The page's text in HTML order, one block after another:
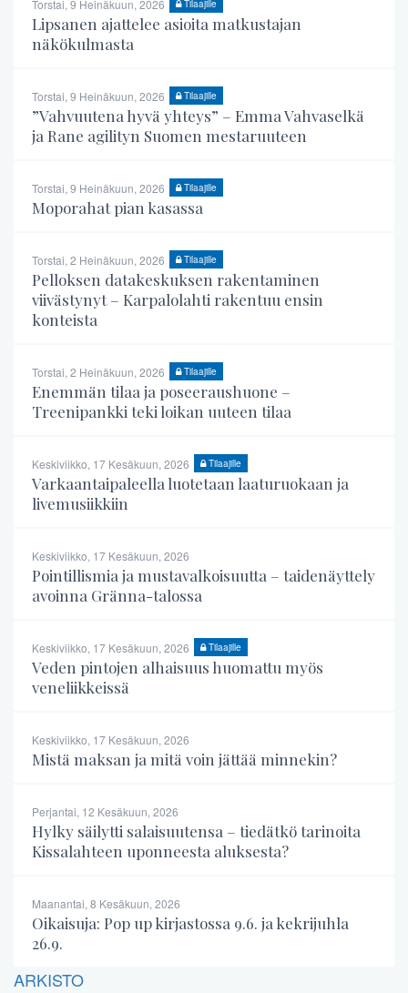
Torstai, 9 Heinäkuun, 2026 Tilaajille
Lipsanen ajattelee asioita matkustajan
näkökulmasta
Torstai, 9 Heinäkuun, 2026 Tilaajille
”Vahvuutena hyvä yhteys” – Emma Vahvaselkä
ja Rane agilityn Suomen mestaruuteen
Torstai, 9 Heinäkuun, 2026 Tilaajille
Moporahat pian kasassa
Torstai, 2 Heinäkuun, 2026 Tilaajille
Pelloksen datakeskuksen rakentaminen
viivästynyt – Karpalolahti rakentuu ensin
konteista
Torstai, 2 Heinäkuun, 2026 Tilaajille
Enemmän tilaa ja poseeraushuone –
Treenipankki teki loikan uuteen tilaa
Keskiviikko, 17 Kesäkuun, 2026 Tilaajille
Varkaantaipaleella luotetaan laaturuokaan ja
livemusiikkiin
Keskiviikko, 17 Kesäkuun, 2026
Pointillismia ja mustavalkoisuutta – taidenäyttely
avoinna Gränna-talossa
Keskiviikko, 17 Kesäkuun, 2026 Tilaajille
Veden pintojen alhaisuus huomattu myös
veneliikkeissä
Keskiviikko, 17 Kesäkuun, 2026
Mistä maksan ja mitä voin jättää minnekin?
Perjantai, 12 Kesäkuun, 2026
Hylky säilytti salaisuutensa – tiedätkö tarinoita
Kissalahteen uponneesta aluksesta?
Maanantai, 8 Kesäkuun, 2026
Oikaisuja: Pop up kirjastossa 9.6. ja kekrijuhla
26.9.
ARKISTO